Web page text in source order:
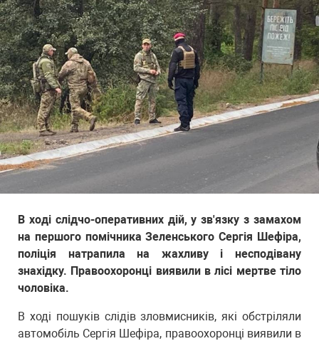
В ході слідчо-оперативних дій, у зв'язку з замахом
на першого помічника Зеленського Сергія Шефіра,
поліція натрапила на жахливу і несподівану
знахідку. Правоохоронці виявили в лісі мертве тіло
чоловіка.
В ході пошуків слідів зловмисників, які обстріляли
автомобіль Сергія Шефіра, правоохоронці виявили в